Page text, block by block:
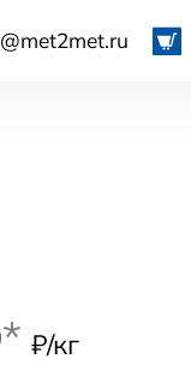
* ₽/кг